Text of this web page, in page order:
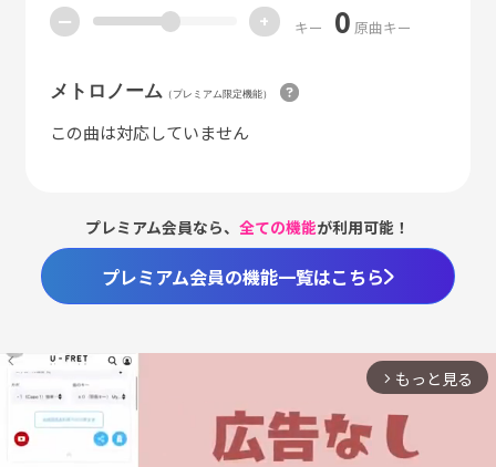
ー + キー 0 原曲キー
メトロノーム （プレミアム限定機能）
この曲は対応していません
プレミアム会員なら、全ての機能が利用可能！
プレミアム会員の機能一覧はこちら
arrow_forward_ios もっと見る